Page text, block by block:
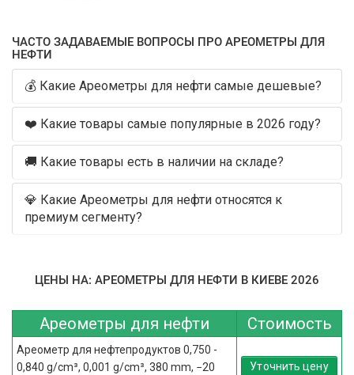
ЧАСТО ЗАДАВАЕМЫЕ ВОПРОСЫ ПРО АРЕОМЕТРЫ ДЛЯ
НЕФТИ
💰 Какие Ареометры для нефти самые дешевые?
❤️ Какие товары самые популярные в 2026 году?
🚚 Какие товары есть в наличии на складе?
💎 Какие Ареометры для нефти относятся к
премиум сегменту?
ЦЕНЫ НА: АРЕОМЕТРЫ ДЛЯ НЕФТИ В КИЕВЕ 2026
Ареометры для нефти Стоимость
Ареометр для нефтепродуктов 0,750 -
0,840 g/cm³, 0,001 g/cm³, 380 mm, −20
Уточнить цену